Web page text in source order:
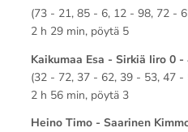
(73 - 21, 85 - 6, 12 - 98, 72 -
2 h 29 min, pöytä 5
Kaikumaa Esa - Sirkiä Iiro 0 -
(32 - 72, 37 - 62, 39 - 53, 47 -
2 h 56 min, pöytä 3
Heino Timo - Saarinen